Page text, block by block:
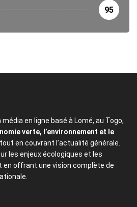
95
en ligne basé à Lomé, au Togo,
verte, l’environnement et le
en couvrant l’actualité générale.
les enjeux écologiques et les
en offrant une vision complète de